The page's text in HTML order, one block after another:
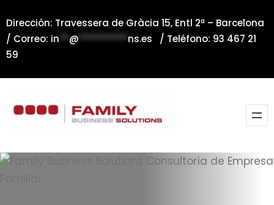
al
contenido
Dirección: Travessera de Gràcia 15, Entl 2ª – Barcelona
/ Correo: in**@**********ns.es / Teléfono: 93 467 21
59